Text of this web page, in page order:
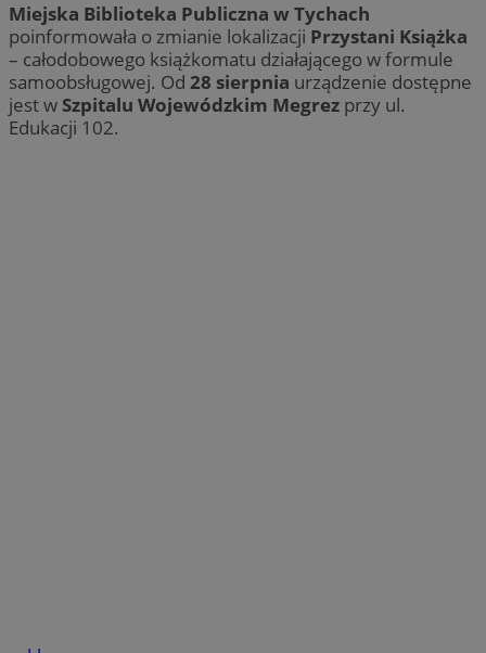
Miejska Biblioteka Publiczna w Tychach
poinformowała o zmianie lokalizacji Przystani Książka
– całodobowego książkomatu działającego w formule
samoobsługowej. Od 28 sierpnia urządzenie dostępne
jest w Szpitalu Wojewódzkim Megrez przy ul.
Edukacji 102.